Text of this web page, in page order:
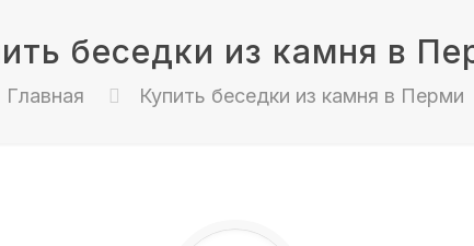
беседки из камня в
Главная Купить беседки из камня в Перми